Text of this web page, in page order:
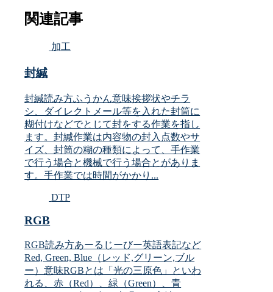
関連記事
加工
封緘
封緘読み方ふうかん意味挨拶状やチラ
シ、ダイレクトメール等を入れた封筒に
糊付けなどでとじて封をする作業を指し
ます。封緘作業は内容物の封入点数やサ
イズ、封筒の糊の種類によって、手作業
で行う場合と機械で行う場合とがありま
す。手作業では時間がかかり...
DTP
RGB
RGB読み方あーるじーびー英語表記など
Red, Green, Blue（レッド,グリーン,ブル
ー）意味RGBとは「光の三原色」といわ
れる、赤（Red）、緑（Green）、青